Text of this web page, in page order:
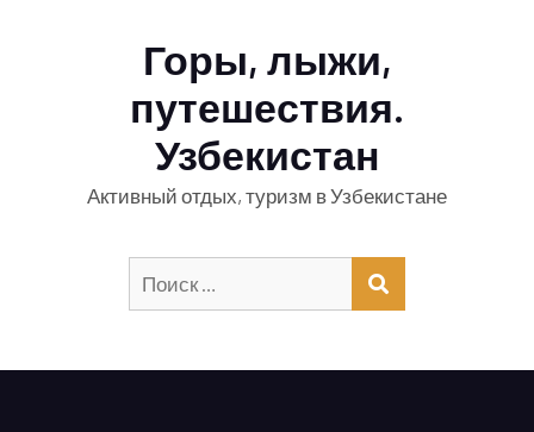
Горы, лыжи,
путешествия.
Узбекистан
Активный отдых, туризм в Узбекистане